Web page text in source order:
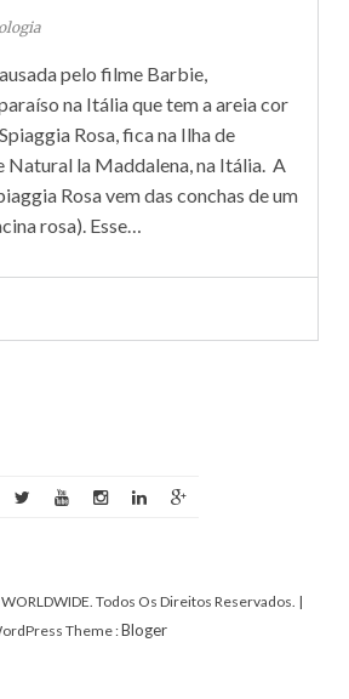
pelo filme Barbie,
na Itália que tem a areia cor
Rosa, fica na Ilha de
Natural la Maddalena, na Itália. A
Rosa vem das conchas de um
rosa). Esse…
Todos Os Direitos Reservados. |
Theme :Bloger